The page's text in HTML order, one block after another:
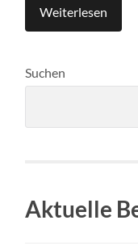
Weiterlesen
Suchen
Aktuelle